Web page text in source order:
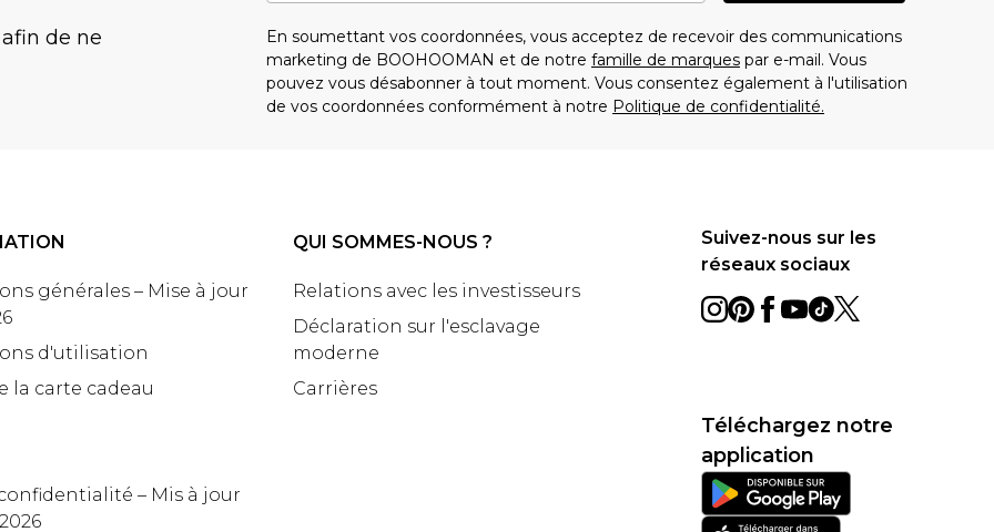
de ne
En soumettant vos coordonnées, vous acceptez de recevoir des communications
marketing de BOOHOOMAN et de notre famille de marques par e-mail. Vous
pouvez vous désabonner à tout moment. Vous consentez également à l'utilisation
de vos coordonnées conformément à notre Politique de confidentialité.
générales – Mise à jour
d'utilisation
la carte cadeau
– Mis à jour
QUI SOMMES-NOUS ?
Relations avec les investisseurs
Déclaration sur l'esclavage
moderne
Carrières
Suivez-nous sur les
réseaux sociaux
Téléchargez notre
application